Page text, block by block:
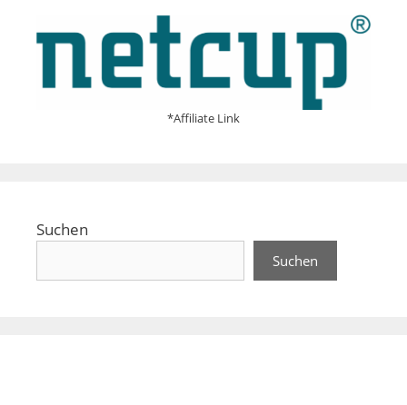
*Affiliate Link
Suchen
Suchen